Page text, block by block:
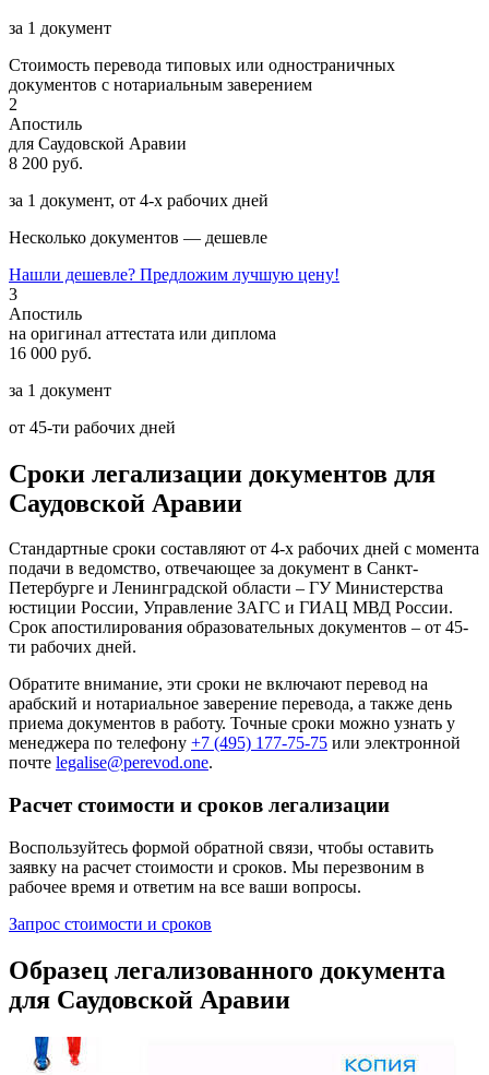
за 1 документ
Стоимость перевода типовых или одностраничных
документов с нотариальным заверением
2
Апостиль
для Саудовской Аравии
8 200 руб.
за 1 документ, от 4-х рабочих дней
Несколько документов — дешевле
Нашли дешевле? Предложим лучшую цену!
3
Апостиль
на оригинал аттестата или диплома
16 000 руб.
за 1 документ
от 45-ти рабочих дней
Сроки легализации документов для
Саудовской Аравии
Стандартные сроки составляют от 4-х рабочих дней с момента
подачи в ведомство, отвечающее за документ в Санкт-
Петербурге и Ленинградской области – ГУ Министерства
юстиции России, Управление ЗАГС и ГИАЦ МВД России.
Срок апостилирования образовательных документов – от 45-
ти рабочих дней.
Обратите внимание, эти сроки не включают перевод на
арабский и нотариальное заверение перевода, а также день
приема документов в работу. Точные сроки можно узнать у
менеджера по телефону +7 (495) 177-75-75 или электронной
почте legalise@perevod.one.
Расчет стоимости и сроков легализации
Воспользуйтесь формой обратной связи, чтобы оставить
заявку на расчет стоимости и сроков. Мы перезвоним в
рабочее время и ответим на все ваши вопросы.
Запрос стоимости и сроков
Образец легализованного документа
для Саудовской Аравии